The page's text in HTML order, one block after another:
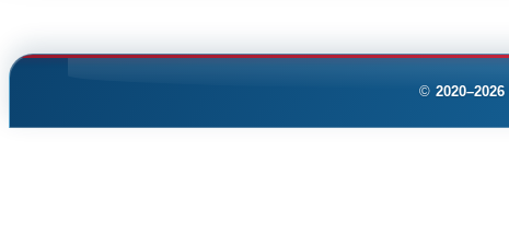
© 2020–2026